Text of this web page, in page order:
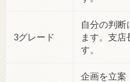
3グレード
自分の判断
ます。支店
す。
企画を立案